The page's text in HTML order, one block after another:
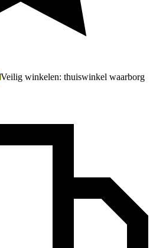
Veilig winkelen: thuiswinkel waarborg